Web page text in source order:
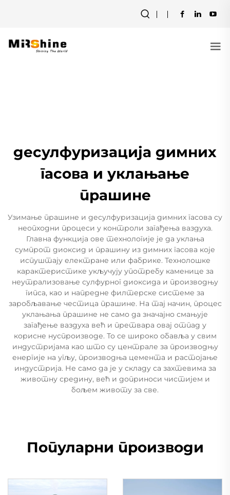
десулфуризација димних
гасова и уклањање
прашине
Узимање прашине и десулфуризација димних гасова су
неопходни процеси у контроли загађења ваздуха.
Главна функција ове технологије је да уклања
сумпрот диоксид и прашину из димних гасова које
испуштају електране или фабрике. Технолошке
карактеристике укључују употребу каменице за
неутрализовање сулфурног диоксида и производњу
гипса, као и напредне филтерске системе за
заробљавање честица прашине. На тај начин, процес
уклањања прашине не само да значајно смањује
загађење ваздуха већ и претвара овај отпад у
корисне нуспроизводе. То се широко обавља у свим
индустријама као што су централе за производњу
енергије на угљу, производња цемента и растојање
индустрија. Не само да је у складу са захтевима за
животну средину, већ и доприноси чистијем и
бољем животу за све.
Популарни производи